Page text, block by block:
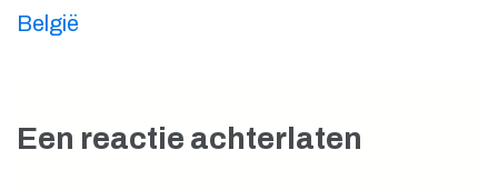
België
Een reactie achterlaten